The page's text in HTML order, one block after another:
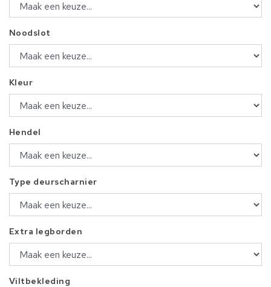
Noodslot
Kleur
Hendel
Type deurscharnier
Extra legborden
Viltbekleding